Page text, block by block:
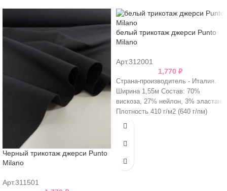
Черный трикотаж джерси Punto
Milano
Арт.311501
белый трикотаж джерси Punto
Milano
Арт.312001
1,770 ₽
Страна-производитель - Италия.
Ширина 1,55м Состав: 70%
вискоза, 27% нейлон, 3% эластан
Плотность 410 г/м2 (640 г/пм)